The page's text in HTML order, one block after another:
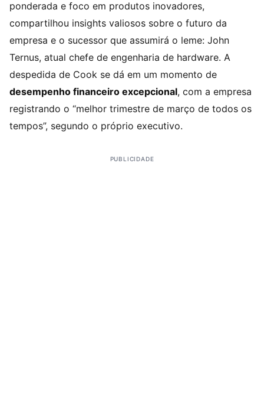
ponderada e foco em produtos inovadores,
compartilhou insights valiosos sobre o futuro da
empresa e o sucessor que assumirá o leme: John
Ternus, atual chefe de engenharia de hardware. A
despedida de Cook se dá em um momento de
desempenho financeiro excepcional, com a empresa
registrando o “melhor trimestre de março de todos os
tempos”, segundo o próprio executivo.
PUBLICIDADE